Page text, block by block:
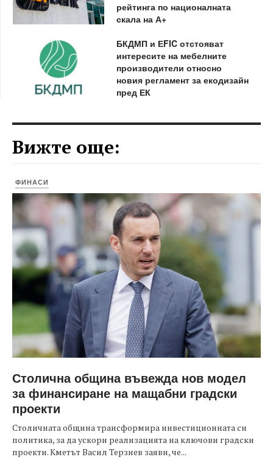
рейтинга по националната
скала на А+
БКДМП и ЕFIC отстояват
интересите на мебелните
производители относно
новия регламент за екодизайн
пред ЕК
Вижте още:
ФИНАСИ
Столична община въвежда нов модел
за финансиране на мащабни градски
проекти
Столичната община трансформира инвестиционната си
политика, за да ускори реализацията на ключови градски
проекти. Кметът Васил Терзиев заяви, че...